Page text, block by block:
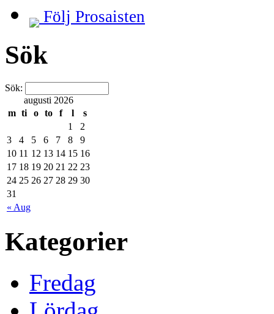
Följ Prosaisten
Sök
Sök:
augusti 2026
m ti o to f l s
« Aug
1
2
3
4 5 6 7 8
9
10 11 12 13 14 15 16
17 18 19 20 21 22 23
24 25 26 27 28 29 30
31
Kategorier
Fredag